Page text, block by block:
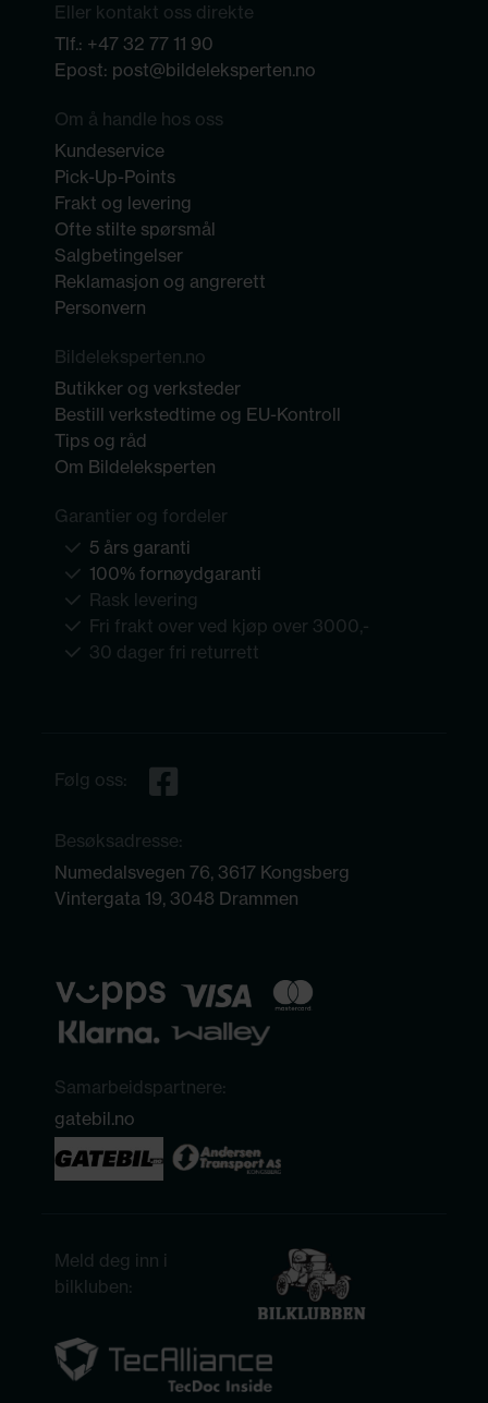
Eller kontakt oss direkte
Tlf.: +47 32 77 11 90
Epost: post@bildeleksperten.no
Om å handle hos oss
Kundeservice
Pick-Up-Points
Frakt og levering
Ofte stilte spørsmål
Salgbetingelser
Reklamasjon og angrerett
Personvern
Bildeleksperten.no
Butikker og verksteder
Bestill verkstedtime og EU-Kontroll
Tips og råd
Om Bildeleksperten
Garantier og fordeler
5 års garanti
100% fornøydgaranti
Rask levering
Fri frakt over ved kjøp over 3000,-
30 dager fri returrett
Følg oss:
Besøksadresse:
Numedalsvegen 76, 3617 Kongsberg
Vintergata 19, 3048 Drammen
Samarbeidspartnere:
gatebil.no
Meld deg inn i
bilkluben: